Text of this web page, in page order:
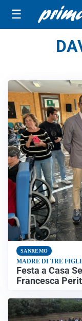
☰
SANREMO
MADRE DI TRE
Festa a Casa
Francesca